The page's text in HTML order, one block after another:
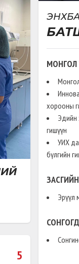
5
МОНГОЛ
хорооны
Эдийн
гишүүн
УИХ
бүлгийн
Эрүүл